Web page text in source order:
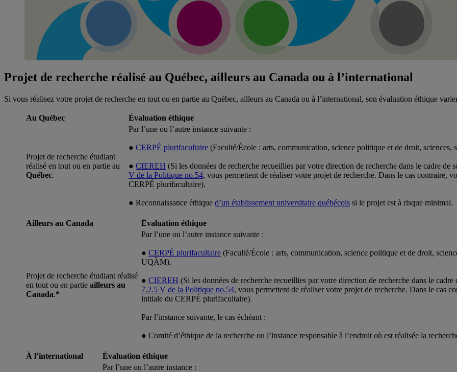
Projet de recherche réalisé au Québec, ailleurs au Canada ou à l’international
Si vous réalisez votre projet de recherche en tout ou en partie au Québec, ailleurs au Canada ou à l’international, son évaluation éthique
Au Québec Évaluation éthique
Projet de recherche étudiant
réalisé en tout ou en partie au
Québec.
Par l’une ou l’autre instance suivante :
● CERPÉ plurifacultaire (Faculté/École : arts, communication, science politique et de droit,
● CIEREH (Si les données de recherche recueillies par votre direction de recherche dans le cadre de
V de la Politique no.54, vous permettent de réaliser votre projet de recherche. Dans le cas contraire,
CERPÉ plurifacultaire).
● Reconnaissance éthique d’un établissement universitaire québécois si le projet est à risque minimal.
Ailleurs au Canada Évaluation éthique
Projet de recherche étudiant réalisé
en tout ou en partie ailleurs au
Canada.*
Par l’une ou l’autre instance suivante :
● CERPÉ plurifacultaire (Faculté/École : arts, communication, science politique et de droit,
UQÀM).
● CIEREH (Si les données de recherche recueillies par votre direction de recherche dans le
7.2.5 V de la Politique no.54, vous permettent de réaliser votre projet de recherche. Dans le cas
initiale du CERPÉ plurifacultaire).
Par l’instance suivante, le cas échéant :
● Comité d’éthique de la recherche ou l’instance responsable à l’endroit où est réalisée la
À l’international Évaluation éthique
Par l’une ou l’autre instance :